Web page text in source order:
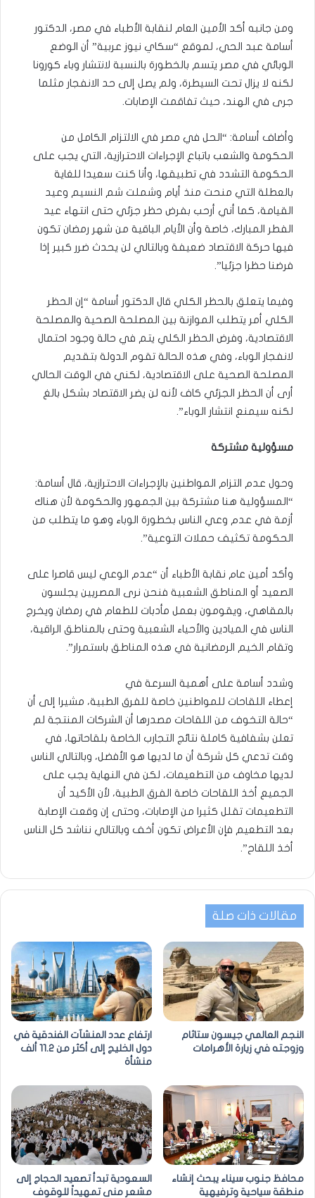
ومن جانبه أكد الأمين العام لنقابة الأطباء في مصر، الدكتور
أسامة عبد الحي، لموقع “سكاي نيوز عربية” أن الوضع
الوبائي في مصر يتسم بالخطورة بالنسبة لانتشار وباء كورونا
لكنه لا يزال تحت السيطرة، ولم يصل إلى حد الانفجار مثلما
جرى في الهند، حيث تفاقمت الإصابات.
وأضاف أسامة: “الحل في مصر في الالتزام الكامل من
الحكومة والشعب باتباع الإجراءات الاحترازية، التي يجب على
الحكومة التشدد في تطبيقها، وأنا كنت سعيدا للغاية
بالعطلة التي منحت منذ أيام وشملت شم النسيم وعيد
القيامة، كما أني أرحب بفرض حظر جزئي حتى انتهاء عيد
الفطر المبارك، خاصة وأن الأيام الباقية من شهر رمضان تكون
فيها حركة الاقتصاد ضعيفة وبالتالي لن يحدث ضرر كبير إذا
فرضنا حظرا جزئيا”.
وفيما يتعلق بالحظر الكلي قال الدكتور أسامة “إن الحظر
الكلي أمر يتطلب الموازنة بين المصلحة الصحية والمصلحة
الاقتصادية، وفرض الحظر الكلي يتم في حالة وجود احتمال
لانفجار الوباء، وفي هذه الحالة تقوم الدولة بتقديم
المصلحة الصحية على الاقتصادية، لكني في الوقت الحالي
أرى أن الحظر الجزئي كاف لأنه لن يضر الاقتصاد بشكل بالغ
لكنه سيمنع انتشار الوباء”.
مسؤولية مشتركة
وحول عدم التزام المواطنين بالإجراءات الاحترازية، قال أسامة:
“المسؤولية هنا مشتركة بين الجمهور والحكومة لأن هناك
أزمة في عدم وعي الناس بخطورة الوباء وهو ما يتطلب من
الحكومة تكثيف حملات التوعية”.
وأكد أمين عام نقابة الأطباء أن “عدم الوعي ليس قاصرا على
الصعيد أو المناطق الشعبية فنحن نرى المصريين يجلسون
بالمقاهي، ويقومون بعمل مأدبات للطعام في رمضان ويخرج
الناس في الميادين والأحياء الشعبية وحتى بالمناطق الراقية،
وتقام الخيم الرمضانية في هذه المناطق باستمرار”.
وشدد أسامة على أهمية السرعة في
إعطاء اللقاحات للمواطنين خاصة للفرق الطبية، مشيرا إلى أن
“حالة التخوف من اللقاحات مصدرها أن الشركات المنتجة لم
تعلن بشفافية كاملة نتائج التجارب الخاصة بلقاحاتها، في
وقت تدعي كل شركة أن ما لديها هو الأفضل، وبالتالي الناس
لديها مخاوف من التطعيمات، لكن في النهاية يجب على
الجميع أخذ اللقاحات خاصة الفرق الطبية، لأن الأكيد أن
التطعيمات تقلل كثيرا من الإصابات، وحتى إن وقعت الإصابة
بعد التطعيم فإن الأعراض تكون أخف وبالتالي نناشد كل الناس
أخذ اللقاح”.
مقالات ذات صلة
النجم العالمي جيسون ستاثام
وزوجته في زيارة الأهرامات
ارتفاع عدد المنشآت الفندقية في
دول الخليج إلى أكثر من 11.2 ألف
منشأة
محافظ جنوب سيناء يبحث إنشاء
منطقة سياحية وترفيهية
السعودية تبدأ تصعيد الحجاج إلى
مشعر منى تمهيداً للوقوف